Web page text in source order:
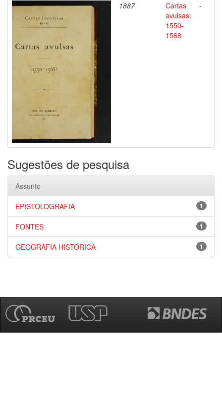
1887
Cartas
avulsas:
1550-
1568
-
Sugestões de pesquisa
Assunto
1
EPISTOLOGRAFIA
1
FONTES
1
GEOGRAFIA HISTÓRICA